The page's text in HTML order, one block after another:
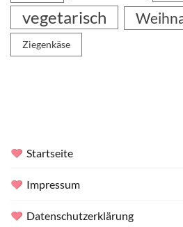
vegetarisch
Ziegenkäse
Startseite
Impressum
Datenschutzerklärung